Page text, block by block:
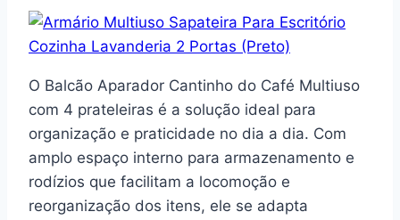
O Balcão Aparador Cantinho do Café Multiuso
com 4 prateleiras é a solução ideal para
organização e praticidade no dia a dia. Com
amplo espaço interno para armazenamento e
rodízios que facilitam a locomoção e
reorganização dos itens, ele se adapta